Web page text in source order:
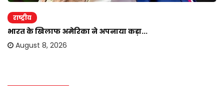
राष्ट्रीय
भारत के खिलाफ अमेरिका ने अपनाया कड़ा...
August 8, 2026